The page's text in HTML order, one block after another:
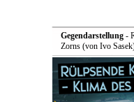
Gegendarstellung-
Zorns (von Ivo